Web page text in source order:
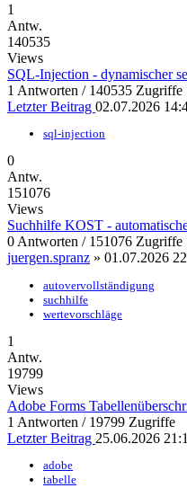
1
Antw.
140535
Views
SQL-Injection - dynamischer
1 Antworten / 140535 Zugriffe
Letzter Beitrag 02.07.2026
sql-injection
0
Antw.
151076
Views
Suchhilfe KOST -
0 Antworten / 151076 Zugriffe
juergen.spranz » 01.07.2026
autovervollständigung
suchhilfe
wertevorschläge
1
Antw.
19799
Views
Adobe Forms
1 Antworten / 19799 Zugriffe
Letzter Beitrag 25.06.2026
adobe
tabelle